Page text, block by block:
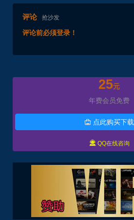
评论 抢沙发
评论前必须登录！
25元
年费会员免费
 点此购买下载
 QQ在线咨询